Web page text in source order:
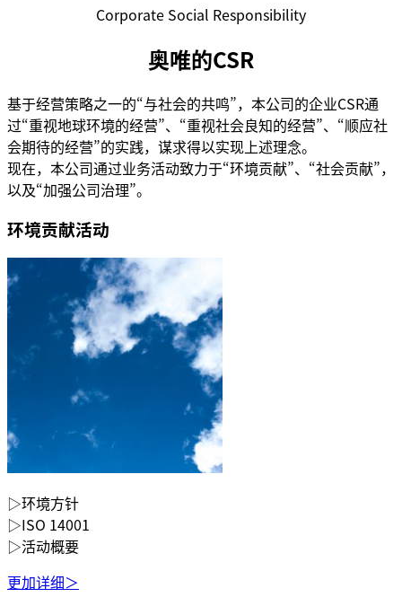
Corporate Social Responsibility
奥唯的CSR
基于经营策略之一的“与社会的共鸣”，本公司的企业CSR通
过“重视地球环境的经营”、“重视社会良知的经营”、“顺应社
会期待的经营”的实践，谋求得以实现上述理念。
现在，本公司通过业务活动致力于“环境贡献”、“社会贡献”，
以及“加强公司治理”。
环境贡献活动
▷环境方针
▷ISO 14001
▷活动概要
更加详细＞